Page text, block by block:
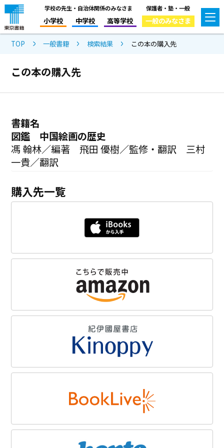
学校の先生・自治体関係のみなさま
小学校 中学校 高等学校
保護者・塾・一般
一般のみなさま
TOP 一般書籍 検索結果 この本の購入先
この本の購入先
書籍名
図鑑 中国絵画の歴史
馮 翰林／編著 飛田 優樹／監修・翻訳 三村
一貴／翻訳
購入先一覧